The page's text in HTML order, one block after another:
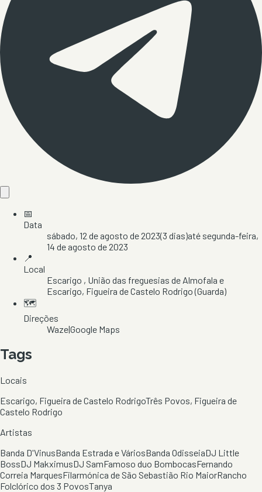
📅
Data
sábado, 12 de agosto de 2023(3 dias)até segunda-feira,
14 de agosto de 2023
📍
Local
Escarigo , União das freguesias de Almofala e
Escarigo, Figueira de Castelo Rodrigo(Guarda)
🗺️
Direções
Waze|Google Maps
Tags
Locais
Escarigo, Figueira de Castelo RodrigoTrês Povos, Figueira de
Castelo Rodrigo
Artistas
Banda D'VinusBanda Estrada e VáriosBanda OdisseiaDJ Little
BossDJ MakximusDJ SamFamoso duo BombocasFernando
Correia MarquesFilarmónica de São Sebastião Rio MaiorRancho
Folclórico dos 3 PovosTanya